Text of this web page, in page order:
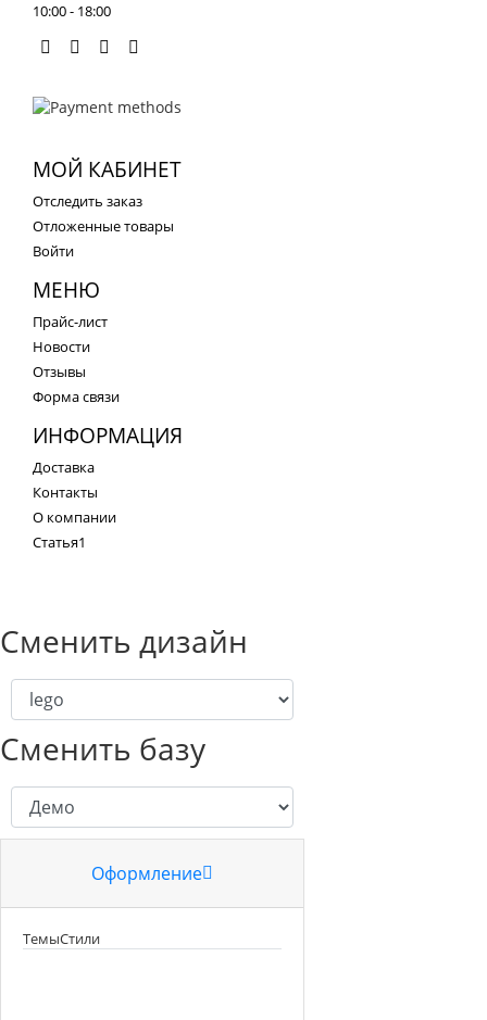
10:00 - 18:00
МОЙ КАБИНЕТ
Отследить заказ
Отложенные товары
Войти
МЕНЮ
Прайс-лист
Новости
Отзывы
Форма связи
ИНФОРМАЦИЯ
Доставка
Контакты
О компании
Статья1
Сменить дизайн
Сменить базу
Оформление
ТемыСтили